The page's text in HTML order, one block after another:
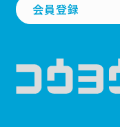
会員登録